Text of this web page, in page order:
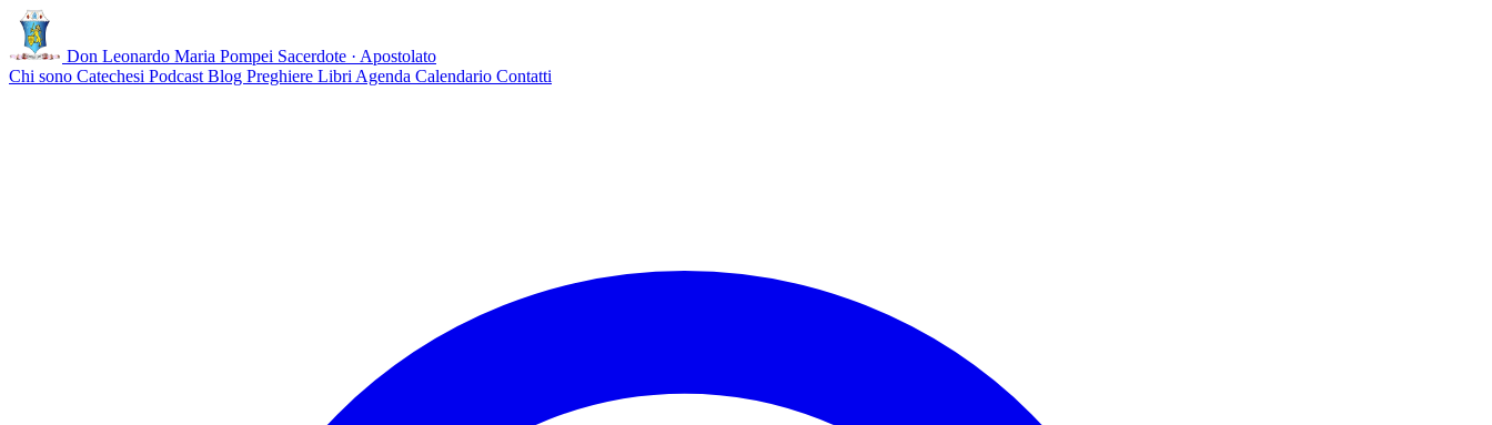
Don Leonardo Maria Pompei Sacerdote · Apostolato
Chi sono Catechesi Podcast Blog Preghiere Libri Agenda Calendario Contatti